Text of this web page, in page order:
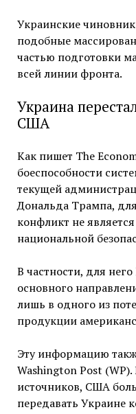
Украинские
подобные
частью подготовки
всей линии фронта.
Украина
США
Как пишет The
боеспособности
текущей
Дональда Трампа,
конфликт не
национальной
В частности, для
основного
лишь в одного из
продукции
Эту информацию
Washington Post
источников, США
передавать Украине